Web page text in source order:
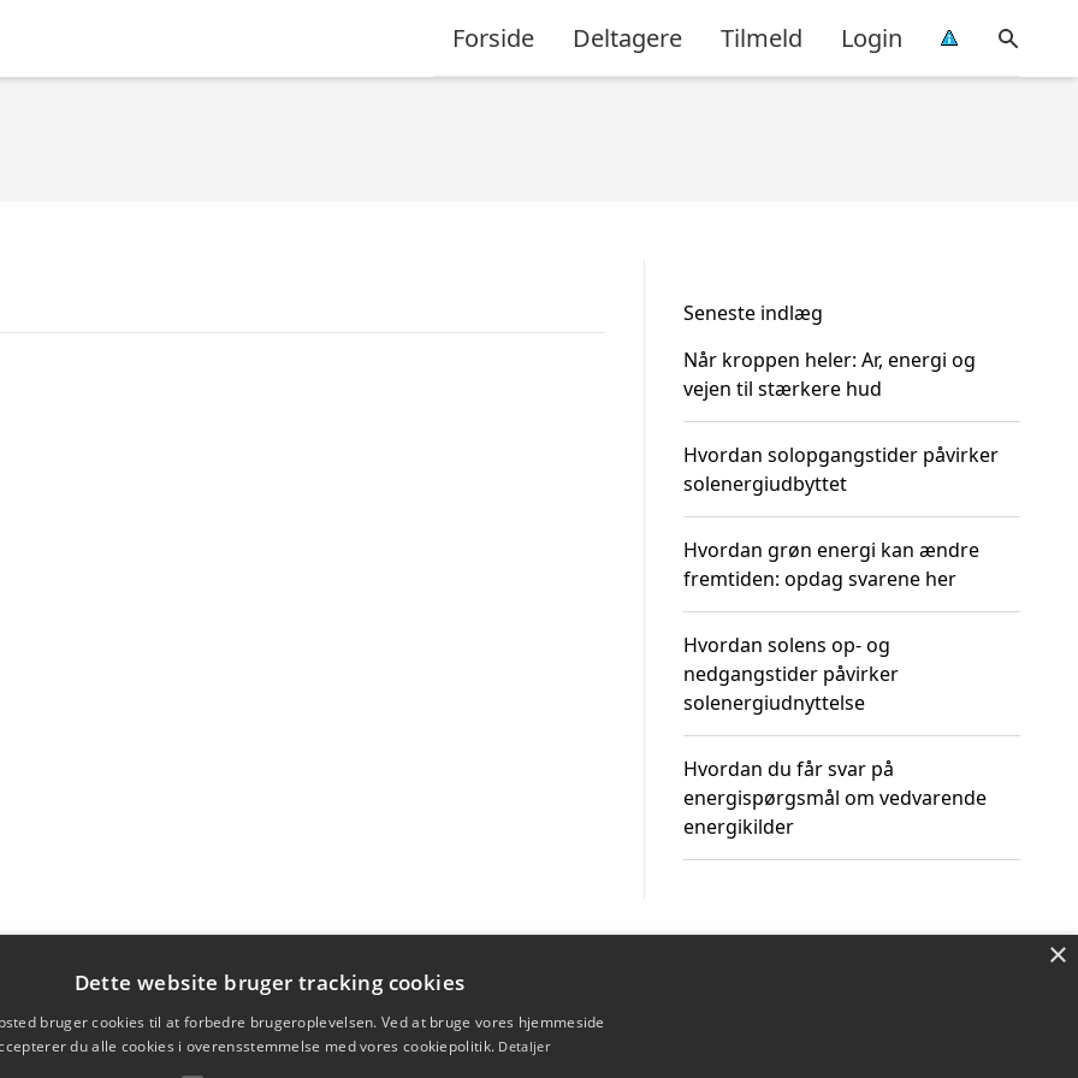
Forside Deltagere Tilmeld Login
Seneste indlæg
Når kroppen heler: Ar, energi og
vejen til stærkere hud
Hvordan solopgangstider påvirker
solenergiudbyttet
Hvordan grøn energi kan ændre
fremtiden: opdag svarene her
Hvordan solens op- og
nedgangstider påvirker
solenergiudnyttelse
Hvordan du får svar på
energispørgsmål om vedvarende
energikilder
×
Dette website bruger tracking cookies
bruger cookies til at forbedre brugeroplevelsen. Ved at bruge vores hjemmeside
du alle cookies i overensstemmelse med vores cookiepolitik. Detaljer